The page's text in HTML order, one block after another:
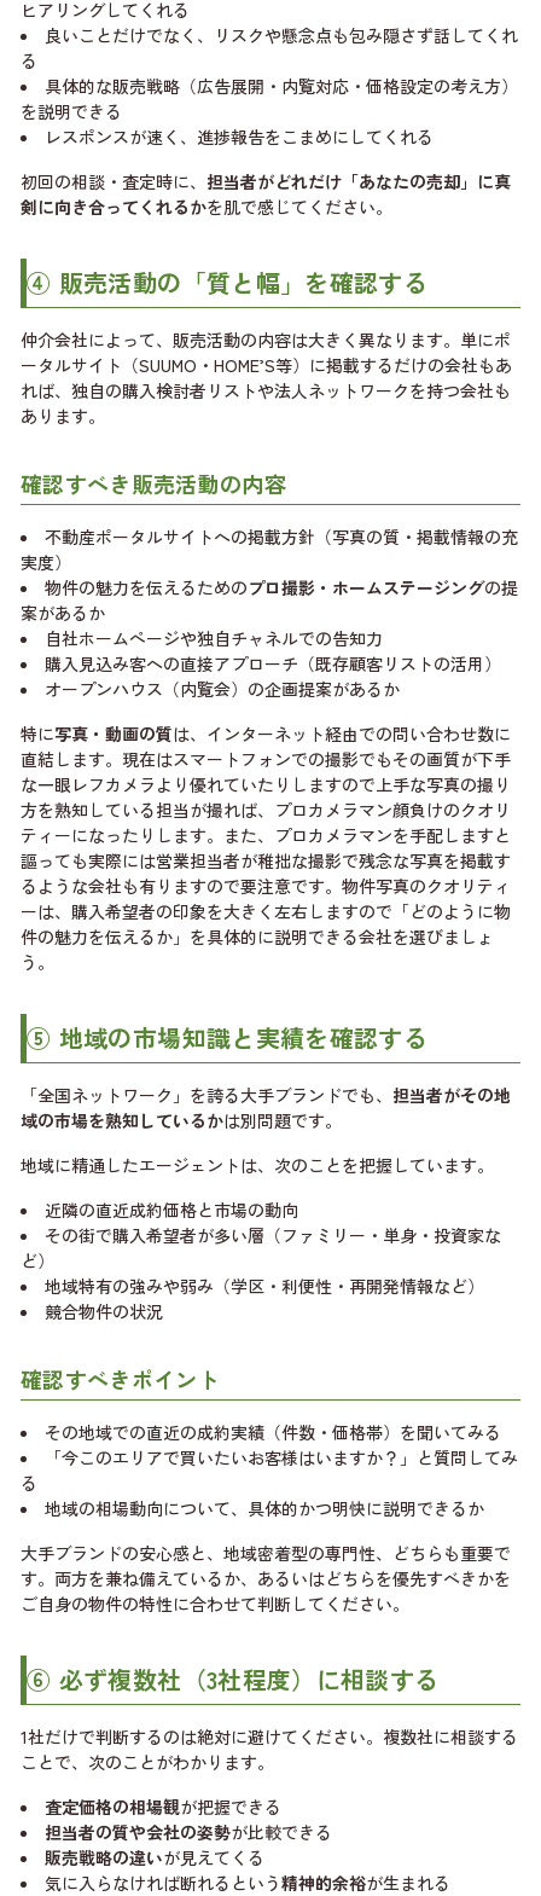
ヒアリングしてくれる
良いことだけでなく、リスクや懸念点も包み隠さず話してくれ
る
具体的な販売戦略（広告展開・内覧対応・価格設定の考え方）
を説明できる
レスポンスが速く、進捗報告をこまめにしてくれる
初回の相談・査定時に、 担当者がどれだけ「あなたの売却」に真
剣に向き合ってくれるかを肌で感じてください。
④ 販売活動の「質と幅」を確認する
仲介会社によって、販売活動の内容は大きく異なります。単にポ
ータルサイト（SUUMO・HOME’S等）に掲載するだけの会社もあ
れば、独自の購入検討者リストや法人ネットワークを持つ会社も
あります。
確認すべき販売活動の内容
不動産ポータルサイトへの掲載方針（写真の質・掲載情報の充
実度）
物件の魅力を伝えるためのプロ撮影・ホームステージングの提
案があるか
自社ホームページや独自チャネルでの告知力
購入見込み客への直接アプローチ（既存顧客リストの活用）
オープンハウス（内覧会）の企画提案があるか
特に写真・動画の質は、インターネット経由での問い合わせ数に
直結します。現在はスマートフォンでの撮影でもその画質が下手
な一眼レフカメラより優れていたりしますので上手な写真の撮り
方を熟知している担当が撮れば、プロカメラマン顔負けのクオリ
ティーになったりします。また、プロカメラマンを手配しますと
謳っても実際には営業担当者が稚拙な撮影で残念な写真を掲載す
るような会社も有りますので要注意です。物件写真のクオリティ
ーは、購入希望者の印象を大きく左右しますので「どのように物
件の魅力を伝えるか」を具体的に説明できる会社を選びましょ
う。
⑤ 地域の市場知識と実績を確認する
「全国ネットワーク」を誇る大手ブランドでも、 担当者がその地
域の市場を熟知しているかは別問題です。
地域に精通したエージェントは、次のことを把握しています。
近隣の直近成約価格と市場の動向
その街で購入希望者が多い層（ファミリー・単身・投資家な
ど）
地域特有の強みや弱み（学区・利便性・再開発情報など）
競合物件の状況
確認すべきポイント
その地域での直近の成約実績（件数・価格帯）を聞いてみる
「今このエリアで買いたいお客様はいますか？」と質問してみ
る
地域の相場動向について、具体的かつ明快に説明できるか
大手ブランドの安心感と、地域密着型の専門性、どちらも重要で
す。両方を兼ね備えているか、あるいはどちらを優先すべきかを
ご自身の物件の特性に合わせて判断してください。
⑥ 必ず複数社（3社程度）に相談する
1社だけで判断するのは絶対に避けてください。複数社に相談する
ことで、次のことがわかります。
査定価格の相場観が把握できる
担当者の質や会社の姿勢が比較できる
販売戦略の違いが見えてくる
気に入らなければ断れるという精神的余裕が生まれる